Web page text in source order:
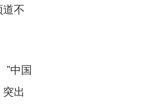
不
中国
出